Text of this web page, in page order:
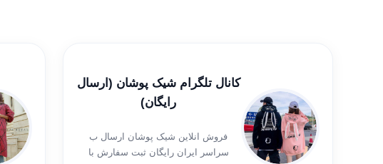
کانال تلگرام شیک پوشان (ارسال
رایگان)
فروش انلاین شیک پوشان ارسال ب
سراسر ایران رایگان ثبت سفارش با